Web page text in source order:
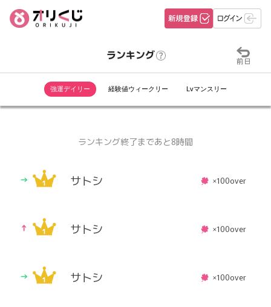
ランキング
強運デイリー 経験値ウィークリー Lvマンスリー
ランキング
強運デイリー 経験値ウィークリー Lvマンスリー
ランキング終了まであと8時間
サトシ ×100over
サトシ ×100over
サトシ ×100over